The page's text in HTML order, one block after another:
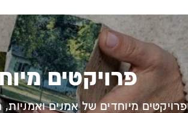
פרויקטים
פרויקטים מיוחדים של אמנים